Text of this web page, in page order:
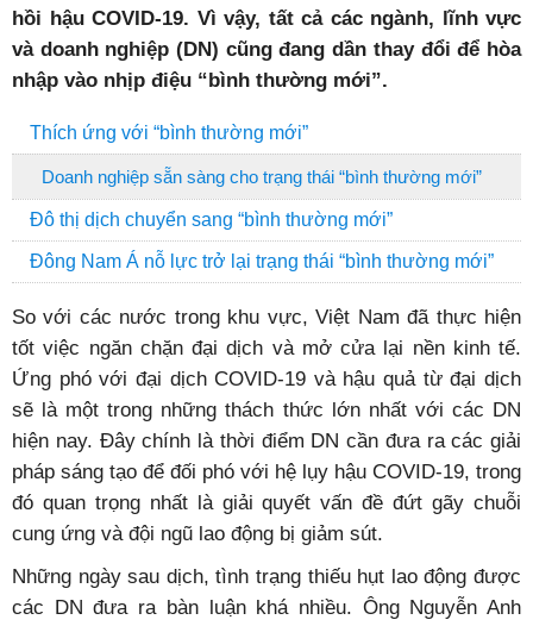
hồi hậu COVID-19. Vì vậy, tất cả các ngành, lĩnh vực
và doanh nghiệp (DN) cũng đang dần thay đổi để hòa
nhập vào nhịp điệu “bình thường mới”.
Thích ứng với “bình thường mới”
Doanh nghiệp sẵn sàng cho trạng thái “bình thường mới”
Đô thị dịch chuyển sang “bình thường mới”
Đông Nam Á nỗ lực trở lại trạng thái “bình thường mới”
So với các nước trong khu vực, Việt Nam đã thực hiện
tốt việc ngăn chặn đại dịch và mở cửa lại nền kinh tế.
Ứng phó với đại dịch COVID-19 và hậu quả từ đại dịch
sẽ là một trong những thách thức lớn nhất với các DN
hiện nay. Đây chính là thời điểm DN cần đưa ra các giải
pháp sáng tạo để đối phó với hệ lụy hậu COVID-19, trong
đó quan trọng nhất là giải quyết vấn đề đứt gãy chuỗi
cung ứng và đội ngũ lao động bị giảm sút.
Những ngày sau dịch, tình trạng thiếu hụt lao động được
các DN đưa ra bàn luận khá nhiều. Ông Nguyễn Anh